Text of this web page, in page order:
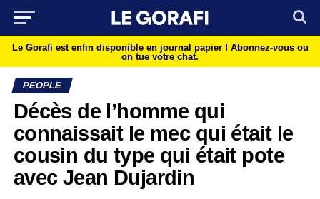
Le Gorafi est enfin disponible en journal papier ! Abonnez-vous ou
on tue votre chat.
PEOPLE
Décès de l’homme qui
connaissait le mec qui était le
cousin du type qui était pote
avec Jean Dujardin